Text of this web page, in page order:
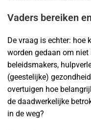
Vaders bereiken
De vraag is echter: hoe
worden gedaan om
beleidsmakers,
(geestelijke)
overtuigen hoe
de daadwerkelijke
in de weg?